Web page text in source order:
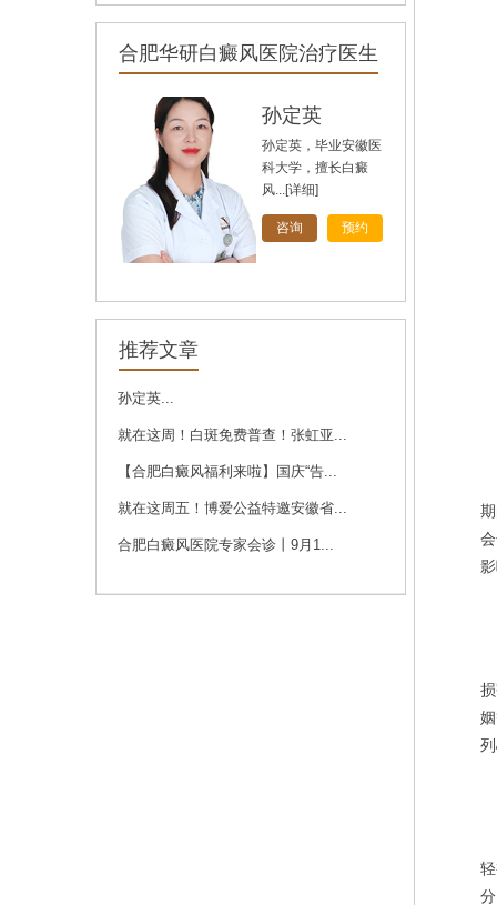
合肥华研白癜风医院治疗医生
孙定英
孙定英，毕业安徽医
科大学，擅长白癜
风...[详细]
咨询 预约
高汝辉
刘斌，中共党员，毕
业于华中科技大学
推荐文章
孙定英...
就在这周！白斑免费普查！张虹亚...
【合肥白癜风福利来啦】国庆“告...
就在这周五！博爱公益特邀安徽省...
合肥白癜风医院专家会诊丨9月1...